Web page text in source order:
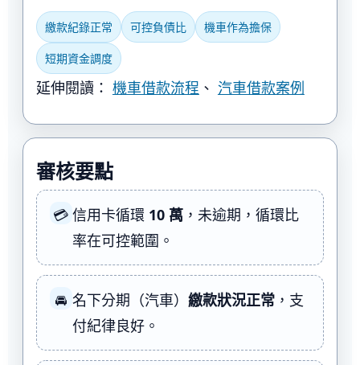
繳款紀錄正常 可控負債比 機車作為擔保
短期資金調度
延伸閱讀： 機車借款流程 、 汽車借款案例
審核要點
💳 信用卡循環 10 萬，未逾期，循環比
率在可控範圍。
🚘 名下分期（汽車） 繳款狀況正常，支
付紀律良好。